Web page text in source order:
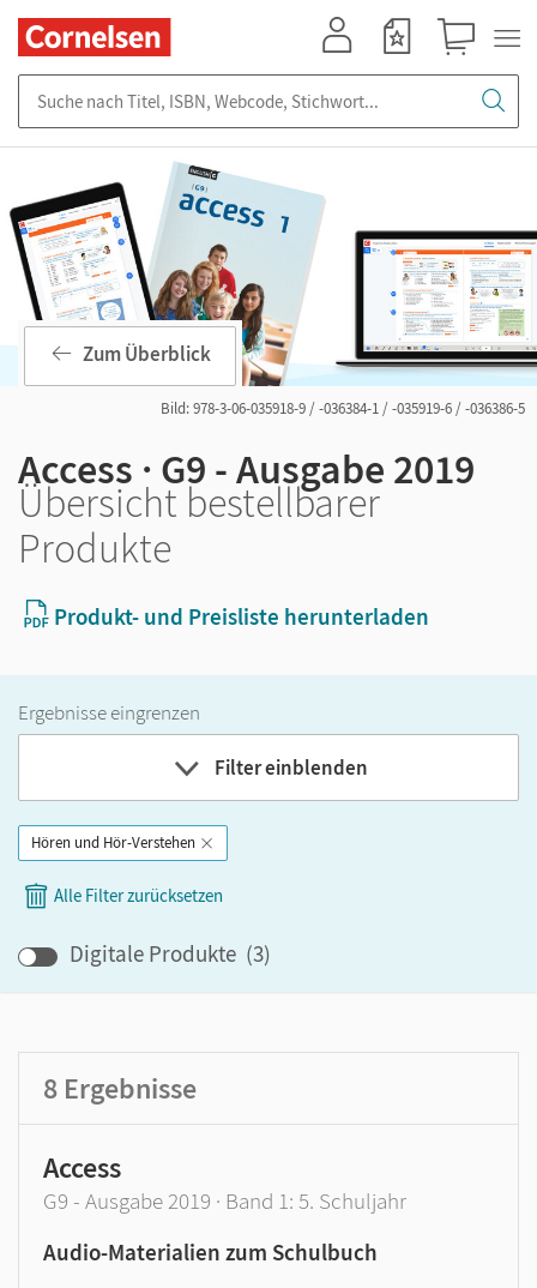
Bild: 978-3-06-035918-9 / -036384-1 / -035919-6 / -036386-5
Zum Überblick
Access · G9 - Ausgabe 2019
Übersicht bestellbarer
Produkte
Produkt- und Preisliste herunterladen
Ergebnisse eingrenzen
Filter einblenden
Band
Hören und Hör-Verstehen
Alle Filter zurücksetzen
Digitale Produkte (3)
8 Ergebnisse
Access
G9 - Ausgabe 2019 · Band 1: 5. Schuljahr
Audio-Materialien zum Schulbuch